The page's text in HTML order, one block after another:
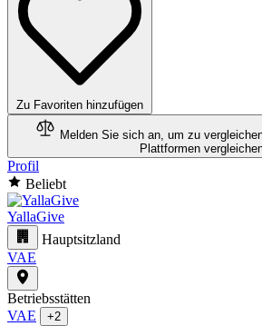
Zu Favoriten hinzufügen
Melden Sie sich an, um zu
Plattformen
Profil
Beliebt
YallaGive
Hauptsitzland
VAE
Betriebsstätten
VAE
+2